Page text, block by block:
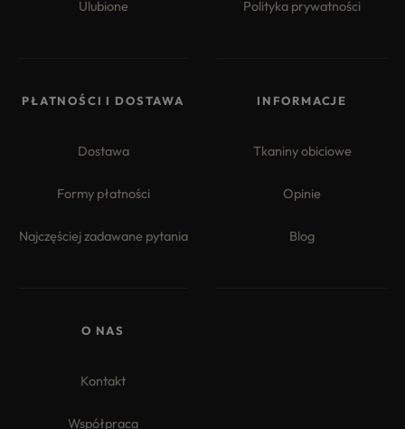
Ulubione Polityka prywatności
PŁATNOŚCI I DOSTAWA
Dostawa
Formy płatności
Najczęściej zadawane pytania
INFORMACJE
Tkaniny obiciowe
Opinie
Blog
O NAS
Kontakt
Współpraca